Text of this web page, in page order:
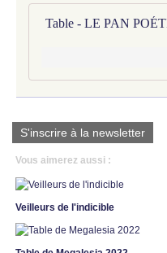
Table - LE PAN
S'inscrire à la newsletter
Vous aimerez aussi :
Veilleurs de l'indicible